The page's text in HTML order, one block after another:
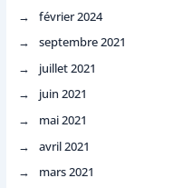
février 2024
septembre 2021
juillet 2021
juin 2021
mai 2021
avril 2021
mars 2021